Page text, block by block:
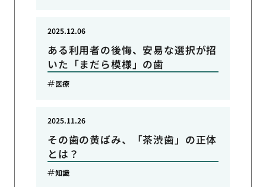
ある利用者の後悔、安易な選択が招
いた「まだら模様」の歯
2025.12.06
医療
その歯の黄ばみ、「茶渋歯」の正体
とは？
2025.11.26
知識